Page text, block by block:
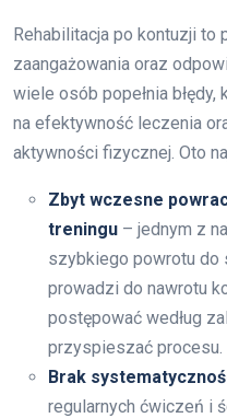
Rehabilitacja po kontuzji to
zaangażowania oraz
wiele osób popełnia
na efektywność leczenia
aktywności fizycznej. Oto
Zbyt wczesne
treningu – jednym z
szybkiego powrotu do
prowadzi do nawrotu
postępować według
przyspieszać procesu.
Brak
regularnych ćwiczeń i